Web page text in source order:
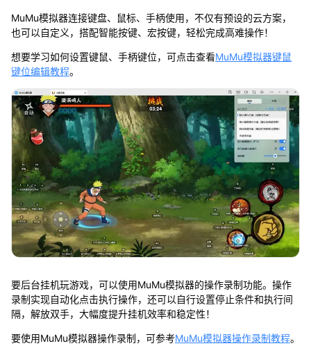
MuMu模拟器连接键盘、鼠标、手柄使用，不仅有预设的云方案，
也可以自定义，搭配智能按键、宏按键，轻松完成高难操作！
想要学习如何设置键鼠、手柄键位，可点击查看MuMu模拟器键鼠
键位编辑教程。
要后台挂机玩游戏，可以使用MuMu模拟器的操作录制功能。操作
录制实现自动化点击执行操作，还可以自行设置停止条件和执行间
隔，解放双手，大幅度提升挂机效率和稳定性！
要使用MuMu模拟器操作录制，可参考MuMu模拟器操作录制教程。